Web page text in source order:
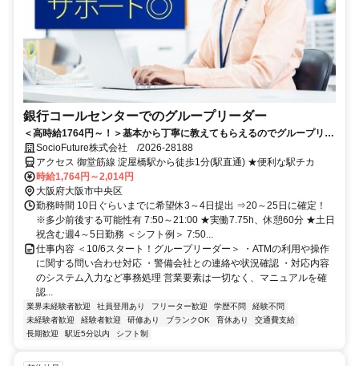
銀行コールセンターでのグループリーダー
＜高時給1764円～！＞基本から丁寧に教えてもらえるのでグループリー
ダー業務初挑戦の方も安心◎
SocioFuture株式会社 /2026-28188
アクセス 御堂筋線 淀屋橋駅から徒歩1分(駅直通) ★便利な駅チカ
時給1,764円～2,014円
大阪府大阪市中央区
勤務時間 10日ぐらいまでに希望休3～4日提出 ⇒20～25日に確定！
※多少前後する可能性有 7:50～21:00 ★実働7.75h、休憩60分 ★土日
祝含む週4～5日勤務 ＜シフト例＞ 7:50...
仕事内容 ＜10/6スタート！グループリーダー＞ ・ATMの利用や操作
に関する問い合わせ対応 ・警備会社との連絡や状況確認 ・対応内容
のシステム入力など事務処理 営業要素は一切なく、マニュアルを確
認...
業界未経験者歓迎 社員登用あり フリーター歓迎 学歴不問
経験不問
未経験者歓迎
経験者歓迎 研修あり ブランクOK 育休あり
交通費支給
長期歓迎
駅近5分以内 シフト制